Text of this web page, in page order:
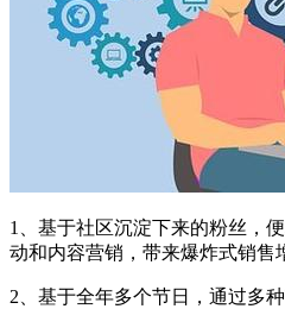
1、基于社区沉淀下来的粉丝，
动和内容营销，带来爆炸式销售
2、基于全年多个节日，通过多